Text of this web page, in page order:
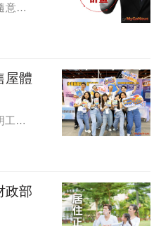
意亂
屋體
工
政部